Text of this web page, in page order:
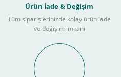
Ürün İade & Değişim
Tüm siparişlerinizde kolay ürün iade
ve değişim imkanı